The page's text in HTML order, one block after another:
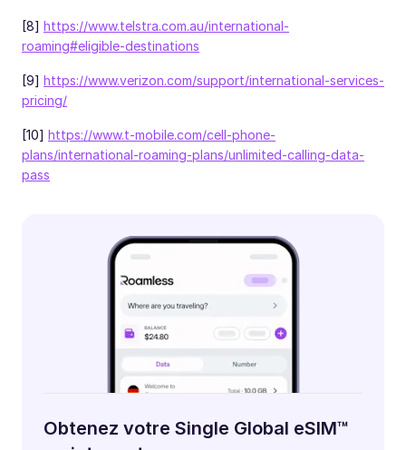
[8] https://www.telstra.com.au/international-
roaming#eligible-destinations
[9] https://www.verizon.com/support/international-services-
pricing/
[10] https://www.t-mobile.com/cell-phone-
plans/international-roaming-plans/unlimited-calling-data-
pass
Obtenez votre Single Global eSIM™